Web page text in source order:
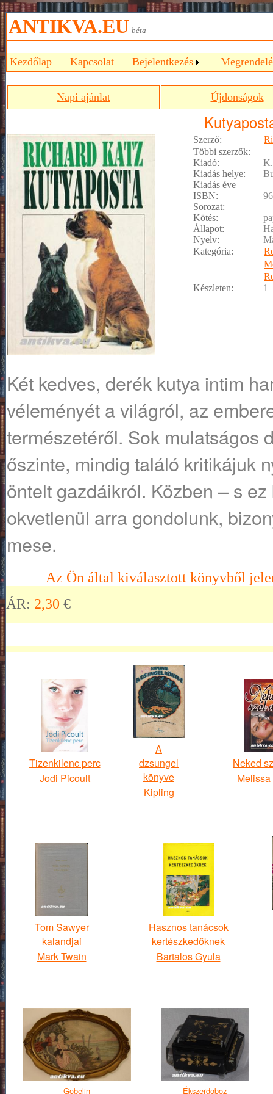
ANTIKVA.EU béta
Kezdőlap Kapcsolat Bejelentkezés
Napi ajánlat Újdonságok
Szerző:
Többi szerzők:
Kiadó:
Kiadás helye:
Kiadás éve
ISBN:
Sorozat:
Kötés:
Állapot:
Nyelv:
Kategória:
Készleten:
1
Két kedves, derék kutya intim
véleményét a világról, az
természetéről. Sok mulatságos
őszinte, mindig találó kritikájuk
öntelt gazdáikról. Közben – s
okvetlenül arra gondolunk,
mese.
Az Ön által kiválasztott könyvből
ÁR: 2,30 €
Tizenkilenc perc
Jodi Picoult
A
dzsungel
könyve
Kipling
Neked
Tom Sawyer
kalandjai
Mark Twain
Hasznos tanácsok
kertészkedőknek
Bartalos Gyula
Gobelin Ékszerdoboz